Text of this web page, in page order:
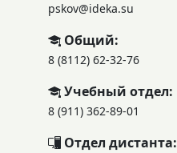
pskov@ideka.su
Общий:
8 (8112) 62-32-76
Учебный отдел:
8 (911) 362-89-01
Отдел дистанта: